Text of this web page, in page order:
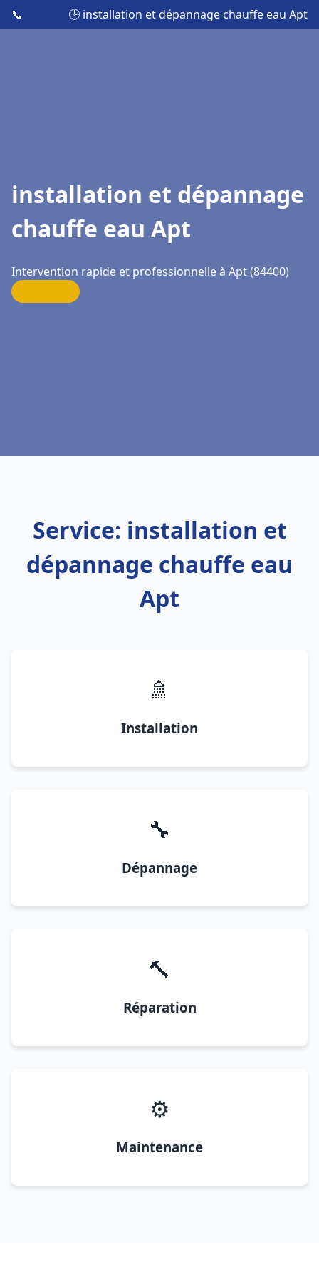
📞 🕒 installation et dépannage chauffe eau Apt
installation et dépannage
chauffe eau Apt
Intervention rapide et professionnelle à Apt (84400)
Service: installation et
dépannage chauffe eau
Apt
🚿
Installation
🔧
Dépannage
🔨
Réparation
⚙️
Maintenance